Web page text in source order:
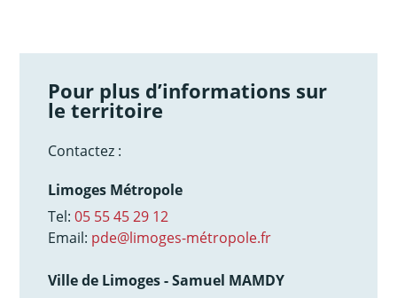
Pour plus d’informations sur
le territoire
Contactez :
Limoges Métropole
Tel:05 55 45 29 12
Email: pde@limoges-métropole.fr
Ville de Limoges - Samuel MAMDY